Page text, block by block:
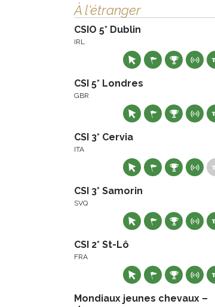
À l'étranger
CSIO 5* Dublin
IRL
CSI 5* Londres
GBR
CSI 3* Cervia
ITA
CSI 3* Samorin
SVQ
CSI 2* St-Lô
FRA
Mondiaux jeunes chevaux –